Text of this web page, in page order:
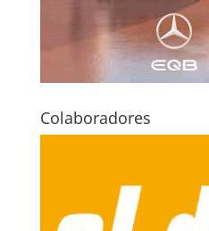
Colaboradores